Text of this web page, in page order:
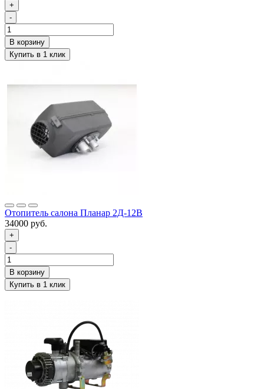
+
-
Отопитель салона Планар 2Д-12В
34000 руб.
+
-